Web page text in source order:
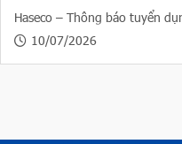
Haseco – Thông báo tuyển
10/07/2026